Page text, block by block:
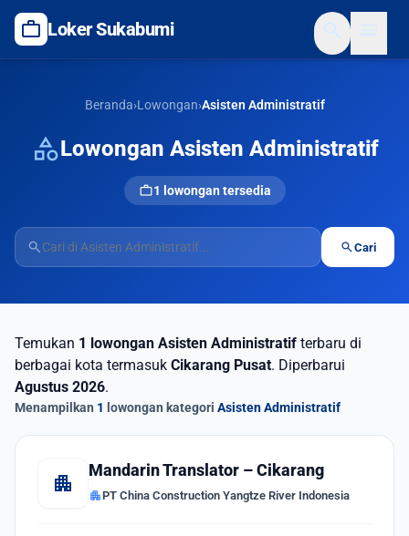
work Loker Sukabumi
Beranda›Lowongan›Asisten Administratif
categoryLowongan Asisten Administratif
work1 lowongan tersedia
search searchCari
Temukan 1 lowongan Asisten Administratif terbaru di
berbagai kota termasuk Cikarang Pusat. Diperbarui
Agustus 2026.
Menampilkan 1 lowongan kategori Asisten Administratif
apartment
Mandarin Translator – Cikarang
apartmentPT China Construction Yangtze River Indonesia